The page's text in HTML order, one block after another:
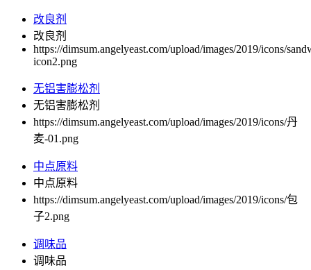
改良剂
改良剂
https://dimsum.angelyeast.com/upload/images/2019/icons/
icon2.png
无铝害膨松剂
无铝害膨松剂
https://dimsum.angelyeast.com/upload/images/2019/icons/丹
麦-01.png
中点原料
中点原料
https://dimsum.angelyeast.com/upload/images/2019/icons/包
子2.png
调味品
调味品